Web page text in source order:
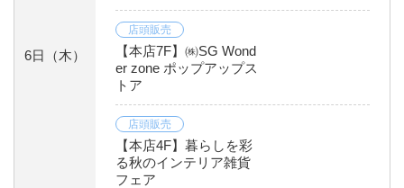
6日 （木）
店頭販売
【本店7F】㈱SG Wond
er zone ポップアップス
トア
店頭販売
【本店4F】暮らしを彩
る秋のインテリア雑貨
フェア